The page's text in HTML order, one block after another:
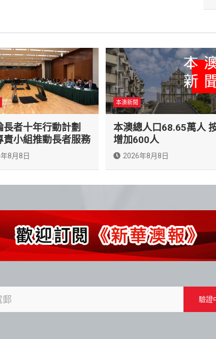
長者十年行動計劃
責小組推動長者服務
8月8日
本澳新聞
本澳總人口68.65萬人
增加600人
2026年8月8日